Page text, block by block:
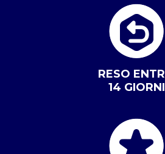
RESO
14 GIORNI